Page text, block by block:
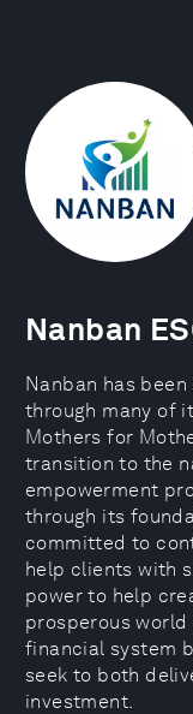
Nanban
Nanban has
through many of
Mothers for
transition to the
empowerment
through its
committed to
help clients with
power to help
prosperous
financial system
seek to both
investment.